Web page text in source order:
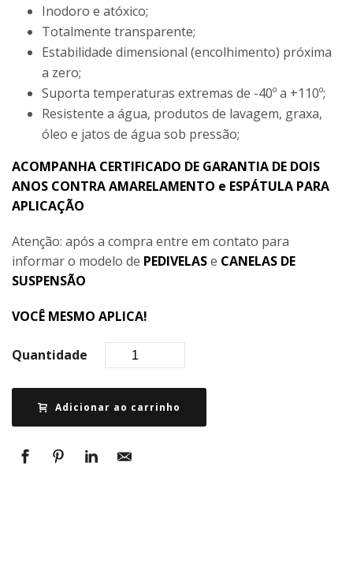
Inodoro e atóxico;
Totalmente transparente;
Estabilidade dimensional (encolhimento) próxima
a zero;
Suporta temperaturas extremas de -40º a +110º;
Resistente a água, produtos de lavagem, graxa,
óleo e jatos de água sob pressão;
ACOMPANHA CERTIFICADO DE GARANTIA DE DOIS
ANOS CONTRA AMARELAMENTO e ESPÁTULA PARA
APLICAÇÃO
Atenção: após a compra entre em contato para
informar o modelo de PEDIVELASe CANELAS DE
SUSPENSÃO
VOCÊ MESMO APLICA!
Quantidade
Adicionar ao carrinho